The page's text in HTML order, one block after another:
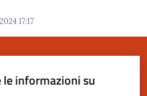
17:17
le informazioni su